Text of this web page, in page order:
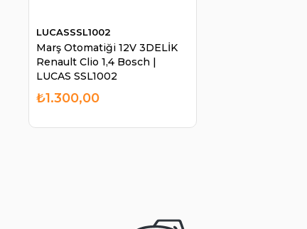
Marş Otomatiği 12V 3DELİK
Renault Clio 1,4 Bosch |
LUCAS SSL1002
LUCASSSL1002
₺1.300,00